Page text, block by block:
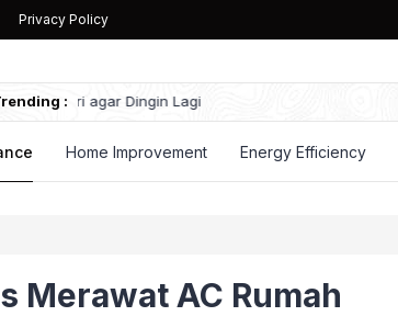
Privacy Policy
: Guide To Cleaning Ac Outdoor Unit Coils
Home Improvement Energy Efficiency
Merawat AC Rumah